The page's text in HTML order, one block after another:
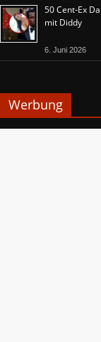
50 Cent-Ex
mit Diddy
6. Juni 2026
Werbung